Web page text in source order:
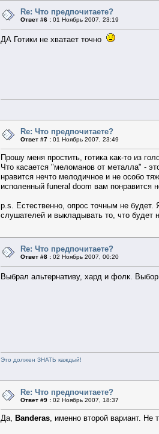
Re: Что предпочитаете?
Ответ #6 : 01 Ноябрь 2007, 23:19
ДА Готики не хватает точно
Re: Что предпочитаете?
Ответ #7 : 01 Ноябрь 2007, 23:49
Прошу меня простить, готика как-то из
Что касается "меломанов от металла" -
нравится нечто мелодичное и не особо
исполенный funeral doom вам
p.s. Естественно, опрос точным не будет.
слушателей и выкладывать то, что будет
Re: Что предпочитаете?
Ответ #8 : 02 Ноябрь 2007, 00:20
Выбрал альтернативу, хард и фолк.
Это должен ЗНАТЬ каждый!
Re: Что предпочитаете?
Ответ #9 : 02 Ноябрь 2007, 18:37
Да, Banderas, именно второй вариант. Не